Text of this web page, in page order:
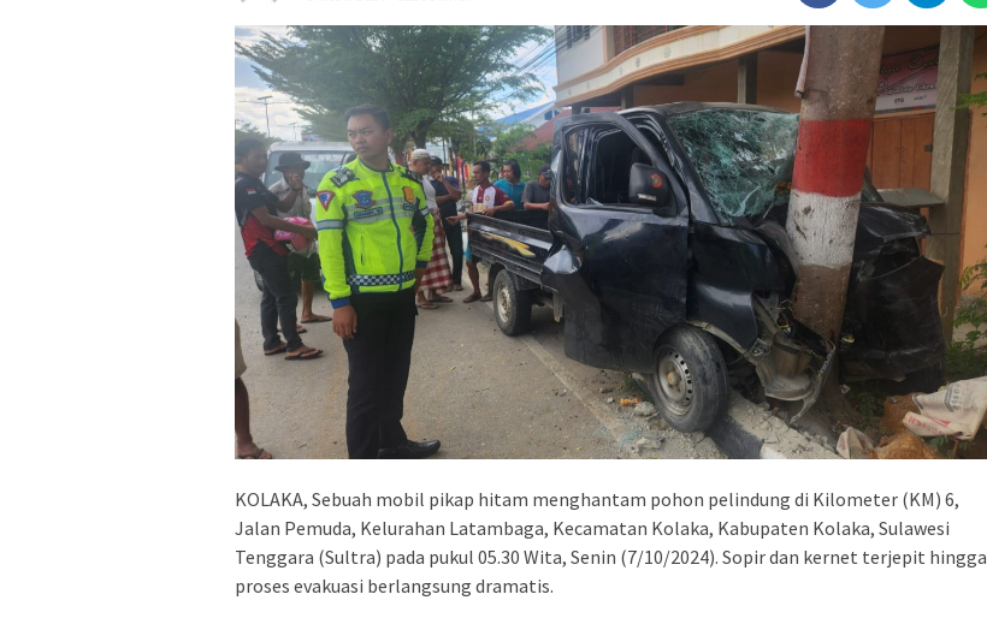
KOLAKA, Sebuah mobil pikap hitam menghantam pohon pelindung di Kilometer (KM) 6,
Jalan Pemuda, Kelurahan Latambaga, Kecamatan Kolaka, Kabupaten Kolaka, Sulawesi
Tenggara (Sultra) pada pukul 05.30 Wita, Senin (7/10/2024). Sopir dan kernet terjepit hingga
proses evakuasi berlangsung dramatis.